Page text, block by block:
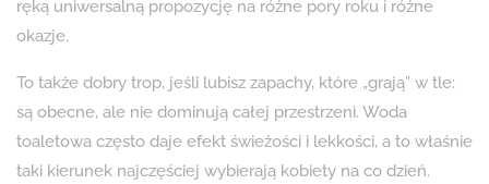
ręką uniwersalną propozycję na różne pory roku i różne
okazje.
To także dobry trop, jeśli lubisz zapachy, które „grają” w tle:
są obecne, ale nie dominują całej przestrzeni. Woda
toaletowa często daje efekt świeżości i lekkości, a to właśnie
taki kierunek najczęściej wybierają kobiety na co dzień.